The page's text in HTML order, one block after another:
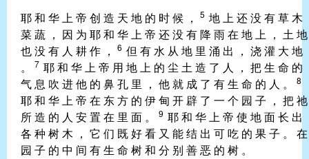
耶 和 华 上 帝 创 造 天 地 的 时 候 ， 5 地 上 还 没 有 草 木
菜 蔬 ， 因 为 耶 和 华 上 帝 还 没 有 降 雨 在 地 上 ， 土 地
也 没 有 人 耕 作 ，
6 但 有 水 从 地 里 涌 出 ， 浇 灌 大 地
。
7 耶 和 华 上 帝 用 地 上 的 尘 土 造 了 人 ， 把 生 命 的
气 息 吹 进 他 的 鼻 孔 里 ， 他 就 成 了 有 生 命 的 人 。
8
耶 和 华 上 帝 在 东 方 的 伊 甸 开 辟 了 一 个 园 子 ， 把 祂
所 造 的 人 安 置 在 里 面 。
9 耶 和 华 上 帝 使 地 面 长 出
各 种 树 木 ， 它 们 既 好 看 又 能 结 出 可 吃 的 果 子 。 在
园 子 的 中 间 有 生 命 树 和 分 别 善 恶 的 树 。